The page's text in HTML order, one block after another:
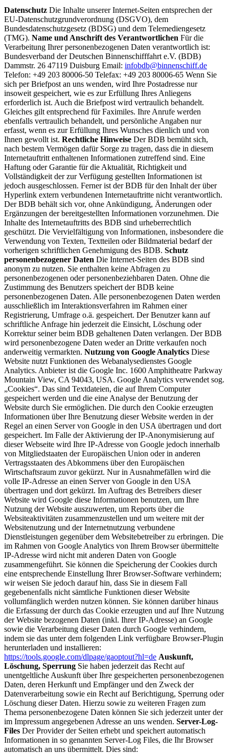
Datenschutz Die Inhalte unserer Internet-Seiten entsprechen der
EU-Datenschutzgrundverordnung (DSGVO), dem
Bundesdatenschutzgesetz (BDSG) und dem Telemediengesetz
(TMG). Name und Anschrift des Verantwortlichen Für die
Verarbeitung Ihrer personenbezogenen Daten verantwortlich ist:
Bundesverband der Deutschen Binnenschifffahrt e.V. (BDB)
Dammstr. 26 47119 Duisburg Email: infobdb@binnenschiff.de
Telefon: +49 203 80006-50 Telefax: +49 203 80006-65 Wenn Sie
sich per Briefpost an uns wenden, wird Ihre Postadresse nur
insoweit gespeichert, wie es zur Erfüllung Ihres Anliegens
erforderlich ist. Auch die Briefpost wird vertraulich behandelt.
Gleiches gilt entsprechend für Faximiles. Ihre Anrufe werden
ebenfalls vertraulich behandelt, und persönliche Angaben nur
erfasst, wenn es zur Erfüllung Ihres Wunsches dienlich und von
Ihnen gewollt ist. Rechtliche Hinweise Der BDB bemüht sich,
nach bestem Vermögen dafür Sorge zu tragen, dass die in diesem
Internetauftritt enthaltenen Informationen zutreffend sind. Eine
Haftung oder Garantie für die Aktualität, Richtigkeit und
Vollständigkeit der zur Verfügung gestellten Informationen ist
jedoch ausgeschlossen. Ferner ist der BDB für den Inhalt der über
Hyperlink extern verbundenen Internetauftritte nicht verantwortlich.
Der BDB behält sich vor, ohne Ankündigung, Änderungen oder
Ergänzungen der bereitgestellten Informationen vorzunehmen. Die
Inhalte des Internetauftritts des BDB sind urheberrechtlich
geschützt. Die Vervielfältigung von Informationen, insbesondere die
Verwendung von Texten, Textteilen oder Bildmaterial bedarf der
vorherigen schriftlichen Genehmigung des BDB. Schutz
personenbezogener Daten Die Internet-Seiten des BDB sind
anonym zu nutzen. Sie enthalten keine Abfragen zu
personenbezogenen oder personenbeziehbaren Daten. Ohne die
Zustimmung des Benutzers speichert der BDB keine
personenbezogenen Daten. Alle personenbezogenen Daten werden
ausschließlich im Interaktionsverfahren im Rahmen einer
Registrierung, Umfrage o.ä. gespeichert. Der Benutzer kann auf
schriftliche Anfrage hin jederzeit die Einsicht, Löschung oder
Korrektur seiner beim BDB gehaltenen Daten verlangen. Der BDB
wird personenbezogene Daten weder an Dritte verkaufen noch
anderweitig vermarkten. Nutzung von Google Analytics Diese
Website nutzt Funktionen des Webanalysedienstes Google
Analytics. Anbieter ist die Google Inc. 1600 Amphitheatre Parkway
Mountain View, CA 94043, USA. Google Analytics verwendet sog.
„Cookies“. Das sind Textdateien, die auf Ihrem Computer
gespeichert werden und die eine Analyse der Benutzung der
Website durch Sie ermöglichen. Die durch den Cookie erzeugten
Informationen über Ihre Benutzung dieser Website werden in der
Regel an einen Server von Google in den USA übertragen und dort
gespeichert. Im Falle der Aktivierung der IP-Anonymisierung auf
dieser Webseite wird Ihre IP-Adresse von Google jedoch innerhalb
von Mitgliedstaaten der Europäischen Union oder in anderen
Vertragsstaaten des Abkommens über den Europäischen
Wirtschaftsraum zuvor gekürzt. Nur in Ausnahmefällen wird die
volle IP-Adresse an einen Server von Google in den USA
übertragen und dort gekürzt. Im Auftrag des Betreibers dieser
Website wird Google diese Informationen benutzen, um Ihre
Nutzung der Website auszuwerten, um Reports über die
Websiteaktivitäten zusammenzustellen und um weitere mit der
Websitenutzung und der Internetnutzung verbundene
Dienstleistungen gegenüber dem Websitebetreiber zu erbringen. Die
im Rahmen von Google Analytics von Ihrem Browser übermittelte
IP-Adresse wird nicht mit anderen Daten von Google
zusammengeführt. Sie können die Speicherung der Cookies durch
eine entsprechende Einstellung Ihrer Browser-Software verhindern;
wir weisen Sie jedoch darauf hin, dass Sie in diesem Fall
gegebenenfalls nicht sämtliche Funktionen dieser Website
vollumfänglich werden nutzen können. Sie können darüber hinaus
die Erfassung der durch das Cookie erzeugten und auf Ihre Nutzung
der Website bezogenen Daten (inkl. Ihrer IP-Adresse) an Google
sowie die Verarbeitung dieser Daten durch Google verhindern,
indem sie das unter dem folgenden Link verfügbare Browser-Plugin
herunterladen und installieren:
https://tools.google.com/dlpage/gaoptout?hl=de Auskunft,
Löschung, Sperrung Sie haben jederzeit das Recht auf
unentgeltliche Auskunft über Ihre gespeicherten personenbezogenen
Daten, deren Herkunft und Empfänger und den Zweck der
Datenverarbeitung sowie ein Recht auf Berichtigung, Sperrung oder
Löschung dieser Daten. Hierzu sowie zu weiteren Fragen zum
Thema personenbezogene Daten können Sie sich jederzeit unter der
im Impressum angegebenen Adresse an uns wenden. Server-Log-
Files Der Provider der Seiten erhebt und speichert automatisch
Informationen in so genannten Server-Log Files, die Ihr Browser
automatisch an uns übermittelt. Dies sind: